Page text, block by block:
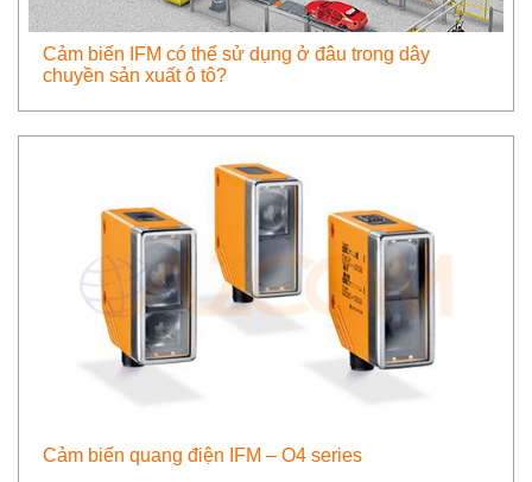
Cảm biến IFM có thể sử dụng ở đâu trong dây
chuyền sản xuất ô tô?
Cảm biến quang điện IFM – O4 series